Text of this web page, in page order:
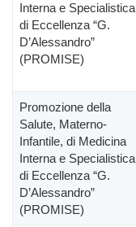
Interna e Specialistica
di Eccellenza “G.
D’Alessandro”
(PROMISE)
Promozione della
Salute, Materno-
Infantile, di Medicina
Interna e Specialistica
di Eccellenza “G.
D’Alessandro”
(PROMISE)